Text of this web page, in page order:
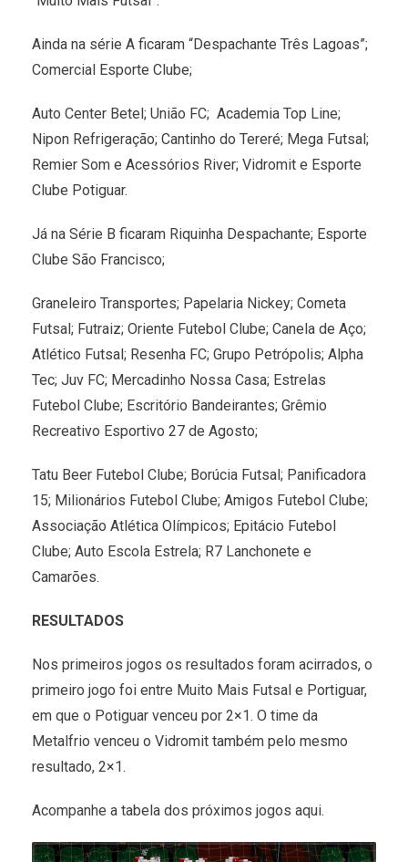
Ainda na série A ficaram “Despachante Três Lagoas”;
Comercial Esporte Clube;
Auto Center Betel; União FC; Academia Top Line;
Nipon Refrigeração; Cantinho do Tereré; Mega Futsal;
Remier Som e Acessórios River; Vidromit e Esporte
Clube Potiguar.
Já na Série B ficaram Riquinha Despachante; Esporte
Clube São Francisco;
Graneleiro Transportes; Papelaria Nickey; Cometa
Futsal; Futraiz; Oriente Futebol Clube; Canela de Aço;
Atlético Futsal; Resenha FC; Grupo Petrópolis; Alpha
Tec; Juv FC; Mercadinho Nossa Casa; Estrelas
Futebol Clube; Escritório Bandeirantes; Grêmio
Recreativo Esportivo 27 de Agosto;
Tatu Beer Futebol Clube; Borúcia Futsal; Panificadora
15; Milionários Futebol Clube; Amigos Futebol Clube;
Associação Atlética Olímpicos; Epitácio Futebol
Clube; Auto Escola Estrela; R7 Lanchonete e
Camarões.
RESULTADOS
Nos primeiros jogos os resultados foram acirrados, o
primeiro jogo foi entre Muito Mais Futsal e Portiguar,
em que o Potiguar venceu por 2×1. O time da
Metalfrio venceu o Vidromit também pelo mesmo
resultado, 2×1.
Acompanhe a tabela dos próximos jogos aqui.